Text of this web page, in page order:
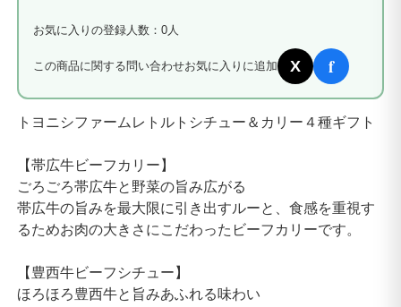
お気に入りの登録人数：0人
この商品に関する問い合わせお気に入りに追加 X f
トヨニシファームレトルトシチュー＆カリー４種ギフト
【帯広牛ビーフカリー】
ごろごろ帯広牛と野菜の旨み広がる
帯広牛の旨みを最大限に引き出すルーと、食感を重視す
るためお肉の大きさにこだわったビーフカリーです。
【豊西牛ビーフシチュー】
ほろほろ豊西牛と旨みあふれる味わい